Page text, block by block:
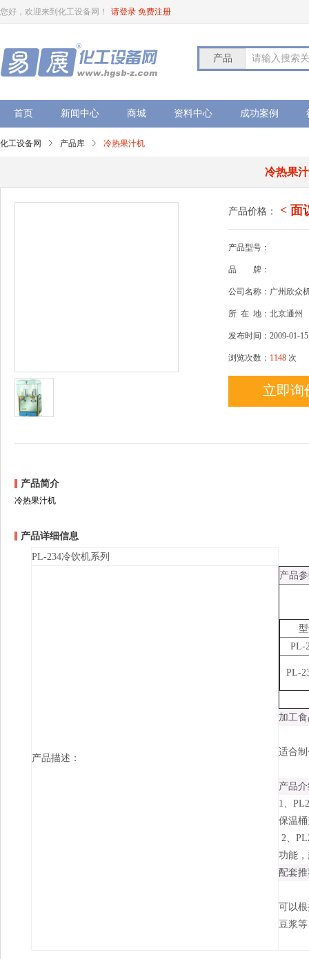
您好，欢迎来到化工设备网！ 请登录 免费注册
产品 请输入搜索
首页 新闻中心 商城 资料中心 成功案例
化工设备网 产品库 冷热果汁机
冷热果
产品价格： < 面
产品型号：
品 牌：
公司名称：广州欣众
所 在 地：北京通州
发布时间：2009-01-15
浏览次数： 1148 次
立即询
产品简介
冷热果汁机
产品详细信息
PL-234冷饮机系列
产品描述：
产品
PL-
PL-
加工
适合
产品
1、
保温
2、
功能
配套
可以
豆浆